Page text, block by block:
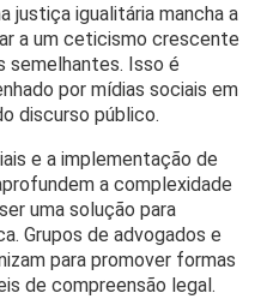
justiça igualitária mancha a
a um ceticismo crescente
semelhantes. Isso é
por mídias sociais em
discurso público.
e a implementação de
a complexidade
uma solução para
Grupos de advogados e
para promover formas
de compreensão legal.